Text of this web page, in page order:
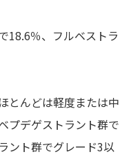
18.6％、フルベストラ
とんどは軽度または中
プデゲストラント群で
ント群でグレード3以